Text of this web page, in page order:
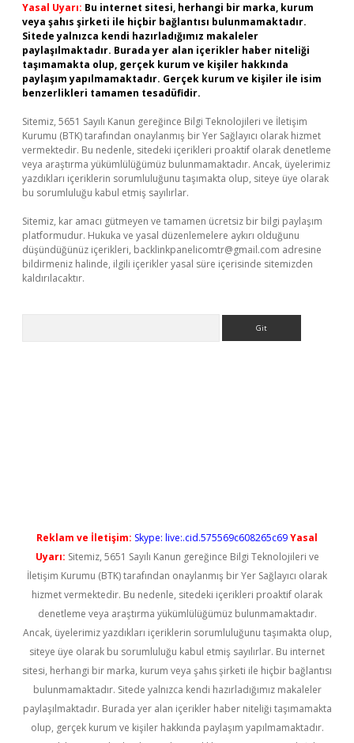
Yasal Uyarı: Bu internet sitesi, herhangi bir marka, kurum
veya şahıs şirketi ile hiçbir bağlantısı bulunmamaktadır.
Sitede yalnızca kendi hazırladığımız makaleler
paylaşılmaktadır. Burada yer alan içerikler haber niteliği
taşımamakta olup, gerçek kurum ve kişiler hakkında
paylaşım yapılmamaktadır. Gerçek kurum ve kişiler ile isim
benzerlikleri tamamen tesadüfidir.
Sitemiz, 5651 Sayılı Kanun gereğince Bilgi Teknolojileri ve İletişim
Kurumu (BTK) tarafından onaylanmış bir Yer Sağlayıcı olarak hizmet
vermektedir. Bu nedenle, sitedeki içerikleri proaktif olarak denetleme
veya araştırma yükümlülüğümüz bulunmamaktadır. Ancak, üyelerimiz
yazdıkları içeriklerin sorumluluğunu taşımakta olup, siteye üye olarak
bu sorumluluğu kabul etmiş sayılırlar.
Sitemiz, kar amacı gütmeyen ve tamamen ücretsiz bir bilgi paylaşım
platformudur. Hukuka ve yasal düzenlemelere aykırı olduğunu
düşündüğünüz içerikleri, backlinkpanelicomtr@gmail.com adresine
bildirmeniz halinde, ilgili içerikler yasal süre içerisinde sitemizden
kaldırılacaktır.
Reklam ve İletişim: Skype: live:.cid.575569c608265c69Yasal
Uyarı: Sitemiz, 5651 Sayılı Kanun gereğince Bilgi Teknolojileri ve
İletişim Kurumu (BTK) tarafından onaylanmış bir Yer Sağlayıcı olarak
hizmet vermektedir. Bu nedenle, sitedeki içerikleri proaktif olarak
denetleme veya araştırma yükümlülüğümüz bulunmamaktadır.
Ancak, üyelerimiz yazdıkları içeriklerin sorumluluğunu taşımakta olup,
siteye üye olarak bu sorumluluğu kabul etmiş sayılırlar. Bu internet
sitesi, herhangi bir marka, kurum veya şahıs şirketi ile hiçbir bağlantısı
bulunmamaktadır. Sitede yalnızca kendi hazırladığımız makaleler
paylaşılmaktadır. Burada yer alan içerikler haber niteliği taşımamakta
olup, gerçek kurum ve kişiler hakkında paylaşım yapılmamaktadır.